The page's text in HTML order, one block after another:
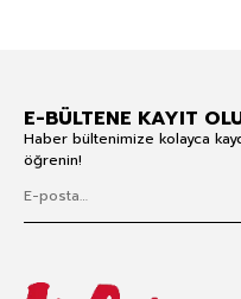
E-BÜLTENE KAYIT
Haber bültenimize kolayca
öğrenin!